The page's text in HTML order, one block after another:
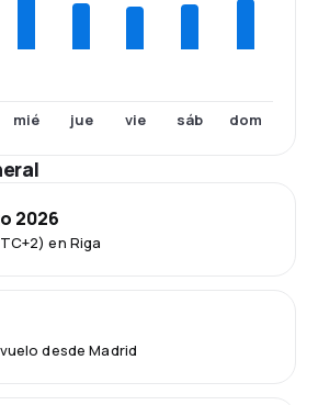
mié jue vie sáb dom
en Riga
2026
desde Madrid